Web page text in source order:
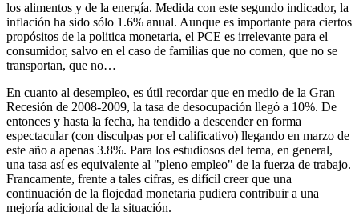
los alimentos y de la energía. Medida con este segundo indicador, la
inflación ha sido sólo 1.6% anual. Aunque es importante para ciertos
propósitos de la politica monetaria, el PCE es irrelevante para el
consumidor, salvo en el caso de familias que no comen, que no se
transportan, que no…
En cuanto al desempleo, es útil recordar que en medio de la Gran
Recesión de 2008-2009, la tasa de desocupación llegó a 10%. De
entonces y hasta la fecha, ha tendido a descender en forma
espectacular (con disculpas por el calificativo) llegando en marzo de
este año a apenas 3.8%. Para los estudiosos del tema, en general,
una tasa así es equivalente al "pleno empleo" de la fuerza de trabajo.
Francamente, frente a tales cifras, es difícil creer que una
continuación de la flojedad monetaria pudiera contribuir a una
mejoría adicional de la situación.